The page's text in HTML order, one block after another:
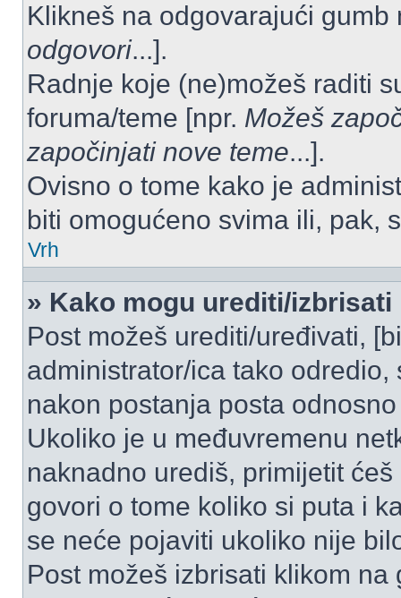
Klikneš na odgovarajući
odgovori...].
Radnje koje (ne)možeš raditi
foruma/teme [npr. Možeš
započinjati nove teme...].
Ovisno o tome kako je
biti omogućeno svima ili, pak,
Vrh
» Kako mogu urediti/izbrisati
Post možeš urediti/uređivati,
administrator/ica tako
nakon postanja posta
Ukoliko je u međuvremenu
naknadno urediš, primijetit
govori o tome koliko si puta i
se neće pojaviti ukoliko nije
Post možeš izbrisati klikom